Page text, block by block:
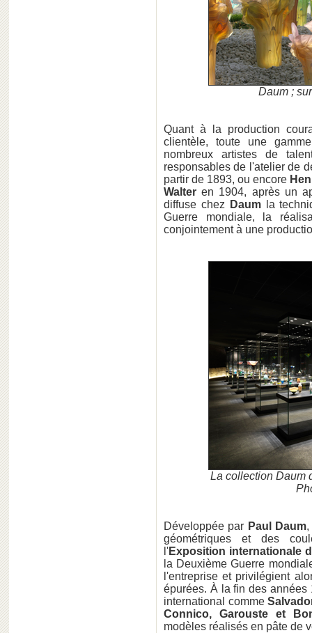
Daum ;
Quant à la production
clientèle, toute une
nombreux artistes de
responsables de l'atelier de
partir de 1893, ou encore
Walter en 1904, après un
diffuse chez
Daumla
Guerre mondiale, la
conjointement à une
La collection Daum
Développée par Paul Daum
géométriques et des
l'Exposition internationale
la Deuxième Guerre
l'entreprise et privilégient
épurées. À la fin des années
international comme
Connico, Garouste et
modèles réalisés en pâte de